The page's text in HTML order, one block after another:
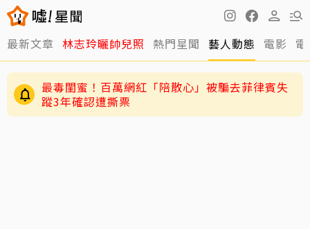
最新文章 林志玲曬帥兒照 熱門星聞 藝人動態 電影
最毒閨蜜！百萬網紅「陪散心」被騙去菲律賓失
蹤3年確認遭撕票